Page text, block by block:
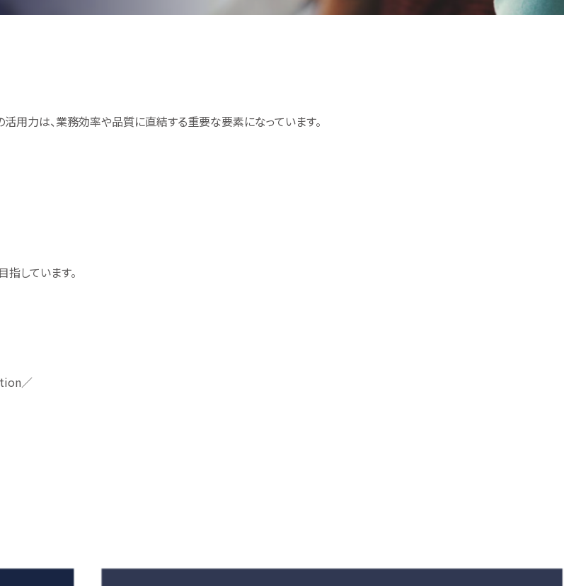
用力は、業務効率や品質に直結する重要な要素になっています。
指しています。
／